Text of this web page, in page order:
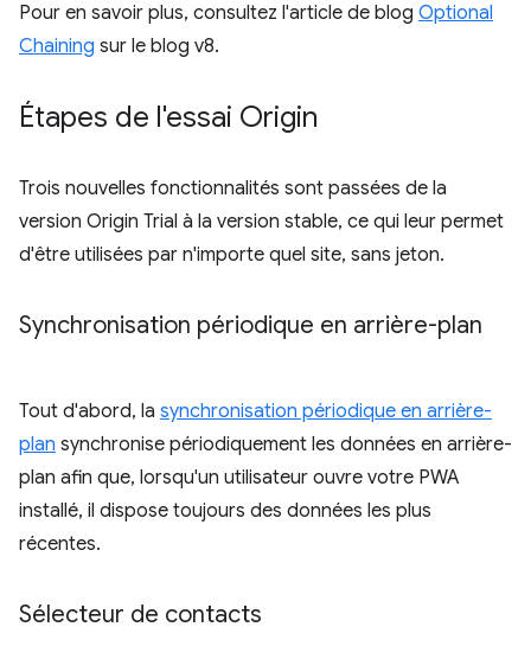
Pour en savoir plus, consultez l'article de blog Optional
Chaining sur le blog v8.
Étapes de l'essai Origin
Trois nouvelles fonctionnalités sont passées de la
version Origin Trial à la version stable, ce qui leur permet
d'être utilisées par n'importe quel site, sans jeton.
Synchronisation périodique en arrière-plan
Tout d'abord, la synchronisation périodique en arrière-
plan synchronise périodiquement les données en arrière-
plan afin que, lorsqu'un utilisateur ouvre votre PWA
installé, il dispose toujours des données les plus
récentes.
Sélecteur de contacts